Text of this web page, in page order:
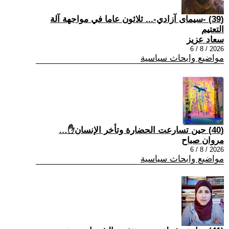
(39) -سيمای آزادي-... ثلاثون عاما في مواجهة آلة
التعتيم
سعاد عزيز
2026 / 8 / 6
مواضيع وابحاث سياسية
(40) حين تسارعت الحضارة وتأخر الإنسان✋…
مروان صباح
2026 / 8 / 6
مواضيع وابحاث سياسية